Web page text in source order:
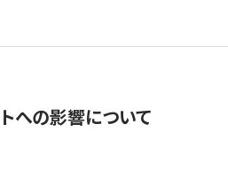
への影響について